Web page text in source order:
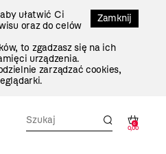
Zamknij
ułatwić Ci
oraz do celów
to zgadzasz się na ich
urządzenia.
zarządzać cookies,
0
0,00